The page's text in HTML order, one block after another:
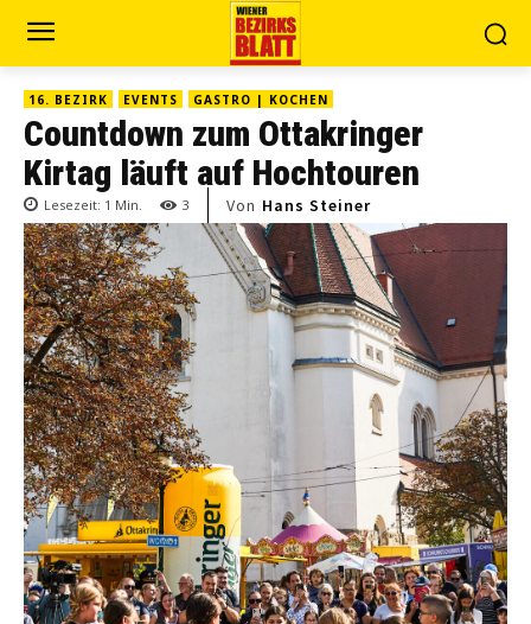
16. BEZIRK EVENTS GASTRO | KOCHEN
Countdown zum Ottakringer
Kirtag läuft auf Hochtouren
Lesezeit: 1 Min. 3 Von Hans Steiner